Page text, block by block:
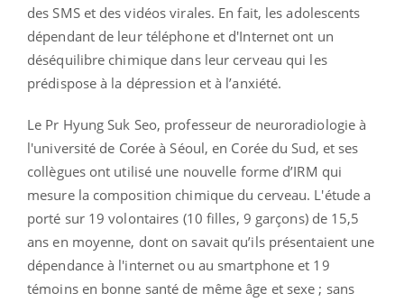
des SMS et des vidéos virales. En fait, les adolescents
dépendant de leur téléphone et d'Internet ont un
déséquilibre chimique dans leur cerveau qui les
prédispose à la dépression et à l’anxiété.
Le Pr Hyung Suk Seo, professeur de neuroradiologie à
l'université de Corée à Séoul, en Corée du Sud, et ses
collègues ont utilisé une nouvelle forme d’IRM qui
mesure la composition chimique du cerveau. L'étude a
porté sur 19 volontaires (10 filles, 9 garçons) de 15,5
ans en moyenne, dont on savait qu’ils présentaient une
dépendance à l'internet ou au smartphone et 19
témoins en bonne santé de même âge et sexe ; sans